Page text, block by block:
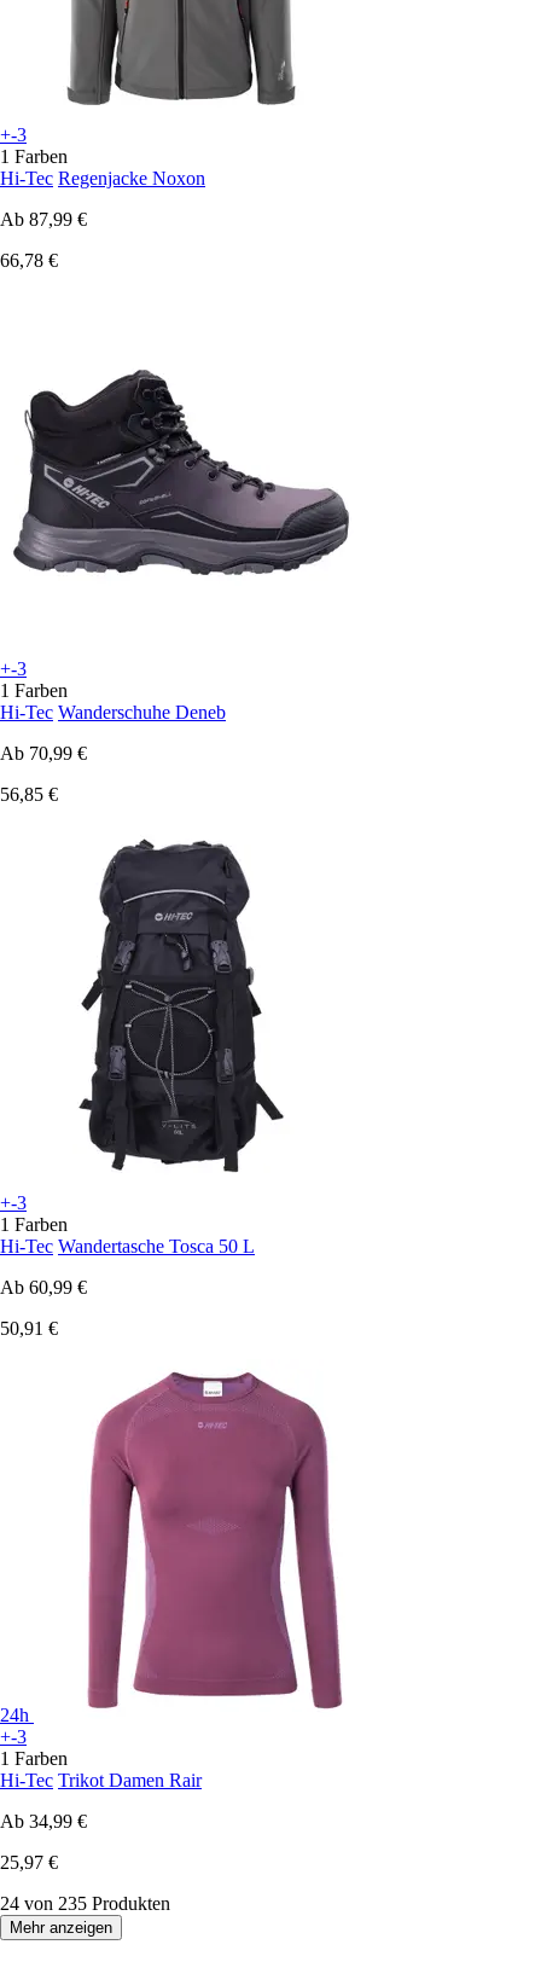
+-3
1 Farben
Hi-Tec Regenjacke Noxon
Ab 87,99 €
66,78 €
+-3
1 Farben
Hi-Tec Wanderschuhe Deneb
Ab 70,99 €
56,85 €
+-3
1 Farben
Hi-Tec Wandertasche Tosca 50 L
Ab 60,99 €
50,91 €
24h
+-3
1 Farben
Hi-Tec Trikot Damen Rair
Ab 34,99 €
25,97 €
24 von 235 Produkten
Mehr anzeigen